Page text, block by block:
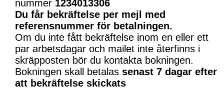
nummer 1234013306
Du får bekräftelse per mejl med
referensnummer för betalningen.
Om du inte fått bekräftelse inom en eller ett
par arbetsdagar och mailet inte återfinns i
skräpposten bör du kontakta bokningen.
Bokningen skall betalas senast 7 dagar efter
att bekräftelse skickats